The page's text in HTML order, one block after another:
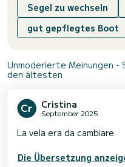
Segel zu wechseln
gut gepflegtes Boot
Unmoderierte Meinungen
den ältesten
Cristina
September 2025
La vela era da cambiare
Die Übersetzung